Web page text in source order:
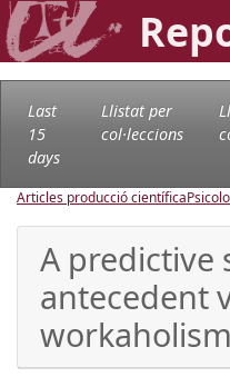
Last
15
days
Llistat per
col·leccions
Articles producció científica
A predictive
antecedent
workaholism